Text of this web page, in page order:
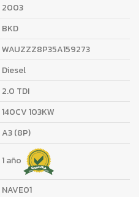
2003
BKD
WAUZZZ8P35A159273
Diesel
2.0 TDI
140CV 103KW
A3 (8P)
1 año
NAVE01